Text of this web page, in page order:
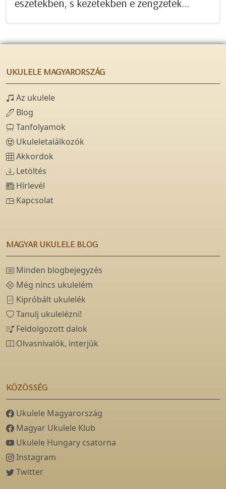
eszetekben, s kezetekben e zengzetek...
UKULELE MAGYARORSZÁG
Az ukulele
Blog
Tanfolyamok
Ukuleletalálkozók
Akkordok
Letöltés
Hírlevél
Kapcsolat
MAGYAR UKULELE BLOG
Minden blogbejegyzés
Még nincs ukulelém
Kipróbált ukulelék
Tanulj ukulelézni!
Feldolgozott dalok
Olvasnivalók, interjúk
KÖZÖSSÉG
Ukulele Magyarország
Magyar Ukulele Klub
Ukulele Hungary csatorna
Instagram
Twitter